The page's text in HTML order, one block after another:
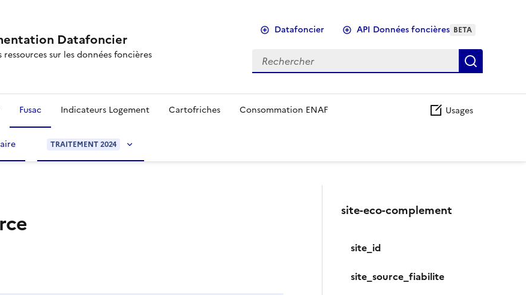
Datafoncier
ressources sur les données foncières
Datafoncier API Données foncières BETA
Rechercher
Fusac Indicateurs Logement Cartofriches Consommation ENAF Usages
TRAITEMENT 2024
site-eco-complement
site_id
site_source_fiabilite